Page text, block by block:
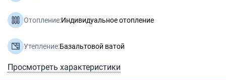
Отопление:Индивидуальное отопление
Утепление:Базальтовой ватой
Просмотреть характеристики